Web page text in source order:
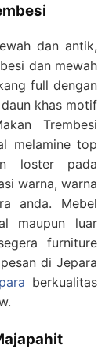
dan antik,
dan mewah
full dengan
khas motif
Trembesi
melamine top
loster pada
warna, warna
anda. Mebel
maupun luar
furniture
di Jepara
berkualitas